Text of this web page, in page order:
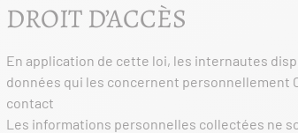
DROIT D’ACCÈS
En application de cette loi, les internautes
données qui les concernent personnellement
contact
Les informations personnelles collectées ne